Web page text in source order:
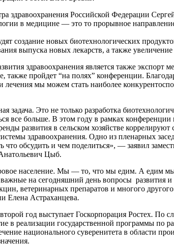
здравоохранения Российской Федерации
в медицине — это то прорывное
создание новых биотехнологических
выпуска новых лекарств, а также
здравоохранения является также экспорт
также пройдет “на полях” конференции.
мы можем стать наиболее
задача. Это не только разработка
все больше. В этом году в рамках
развития в сельском хозяйстве
здравоохранения. Одно из пленарных
обсудить и чем поделиться», — заявил
Цыб.
население. Мы — то, что мы едим. А едим
на сегодняшний день вопросы развития
ветеринарных препаратов и многого
Елена Астраханцева.
год выступает Госкорпорация Ростех. По
в реализации государственной программы по
национального суверенитета в области